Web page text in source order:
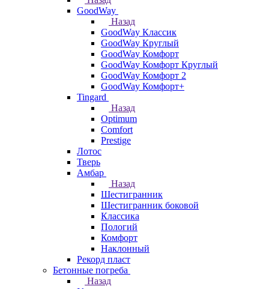
GoodWay
Назад
GoodWay Классик
GoodWay Круглый
GoodWay Комфорт
GoodWay Комфорт Круглый
GoodWay Комфорт 2
GoodWay Комфорт+
Tingard
Назад
Optimum
Comfort
Prestige
Лотос
Тверь
Амбар
Назад
Шестигранник
Шестигранник боковой
Классика
Пологий
Комфорт
Наклонный
Рекорд пласт
Бетонные погреба
Назад